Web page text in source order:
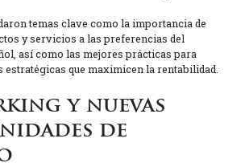
temas clave como la importancia de
y servicios a las preferencias del
así como las mejores prácticas para
que maximicen la rentabilidad.
y nuevas
de